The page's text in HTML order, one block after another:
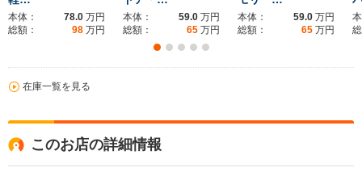
本体： 78.0 万円
総額：
98 万円
本体： 59.0 万円
総額：
65 万円
本体： 59.0 万円
総額：
65 万円
在庫一覧を見る
このお店の詳細情報